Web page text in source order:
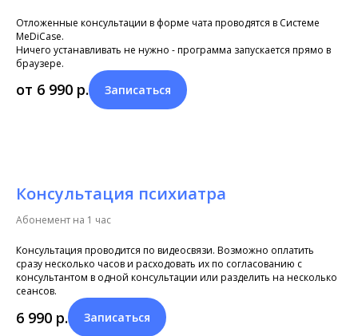
Отложенные консультации в форме чата проводятся в Системе
MeDiCase.
Ничего устанавливать не нужно - программа запускается прямо в
браузере.
от 6 990 р. Записаться
Консультация психиатра
Абонемент на 1 час
Консультация проводится по видеосвязи. Возможно оплатить
сразу несколько часов и расходовать их по согласованию с
консультантом в одной консультации или разделить на несколько
сеансов.
6 990 р. Записаться